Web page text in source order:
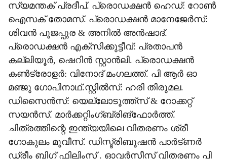
സ്യമന്തക് പ്രദീപ്. പ്രൊഡക്ഷൻ ഹെഡ്: റോൺ
ഐസക് തോമസ്. പ്രൊഡക്ഷൻ മാനേജേർസ്:
ശിവൻ പൂജപ്പുര & അനിൽ അൻഷാദ്.
പ്രൊഡക്ഷൻ എക്സിക്കുട്ടീവ്: പ്രതാപൻ
കല്ലിയൂർ, ഷെറിൻ സ്റ്റാൻലി. പ്രൊഡക്ഷൻ
കൺട്രോളർ: വിനോദ് മംഗലത്ത്. പി ആർ ഓ
മഞ്ജു ഗോപിനാഥ്.സ്റ്റിൽസ്: ഹരി തിരുമല.
ഡിസൈൻസ്: യെല്ലോടൂത്ത്സ് & റോക്കറ്റ്
സയൻസ്. മാർക്കറ്റിംഗ്ബ്രിങ്ഫോർത്ത്.
ചിത്രത്തിന്റെ ഇന്ത്യയിലെ വിതരണം ശ്രീ
ഗോകുലം മൂവീസ്. ഡിസ്ട്രിബൂഷൻ പാർട്ണർ
ഡ്രീം ബിഗ് ഫിലിംസ് . ഓവർസീസ് വിതരണം പി